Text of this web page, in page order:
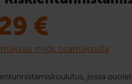
€
myös osamaksulla
jossa